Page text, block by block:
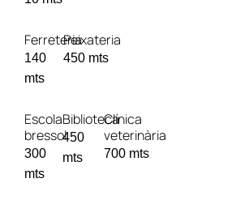
Ferreteria
140
mts
Peixateria
450 mts
Escola
bressol
300
mts
Biblioteca
450
mts
Clínica
veterinària
700 mts